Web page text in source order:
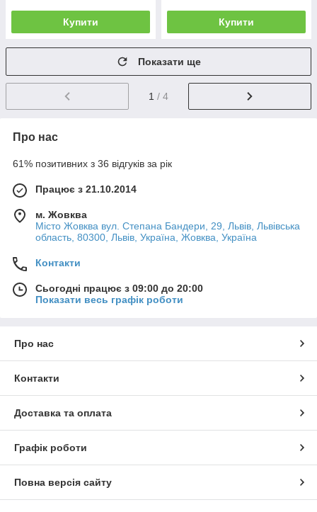
Купити Купити
Показати ще
1 / 4
Про нас
61% позитивних з 36 відгуків за рік
Працює з 21.10.2014
м. Жовква
Місто Жовква вул. Степана Бандери, 29, Львів, Львівська
область, 80300, Львів, Україна, Жовква, Україна
Контакти
Сьогодні працює з 09:00 до 20:00
Показати весь графік роботи
Про нас
Контакти
Доставка та оплата
Графік роботи
Повна версія сайту